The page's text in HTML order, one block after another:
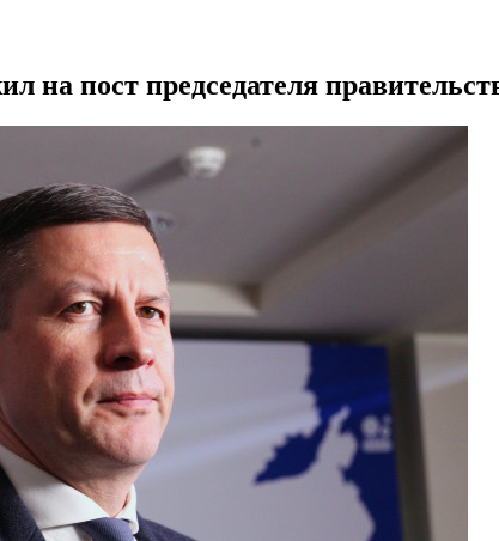
на пост председателя